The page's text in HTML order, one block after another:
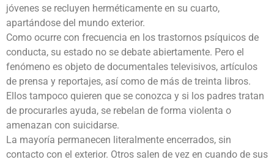
jóvenes se recluyen herméticamente en su cuarto,
apartándose del mundo exterior.
Como ocurre con frecuencia en los trastornos psíquicos de
conducta, su estado no se debate abiertamente. Pero el
fenómeno es objeto de documentales televisivos, artículos
de prensa y reportajes, así como de más de treinta libros.
Ellos tampoco quieren que se conozca y si los padres tratan
de procurarles ayuda, se rebelan de forma violenta o
amenazan con suicidarse.
La mayoría permanecen literalmente encerrados, sin
contacto con el exterior. Otros salen de vez en cuando de sus